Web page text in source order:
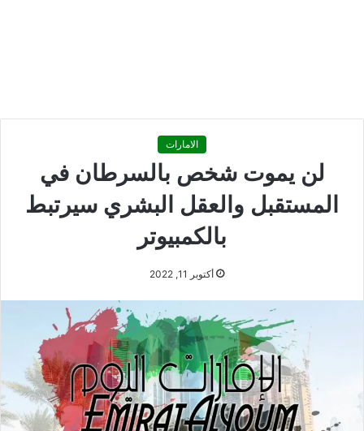
الامارات
لن يموت شخص بالسرطان في
المستقبل والعقل البشري سيرتبط
بالكمبيوتر
أكتوبر 11, 2022